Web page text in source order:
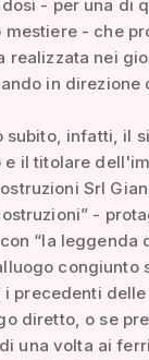
- per una di
- che
realizzata nei
in
subito, infatti, il
e il titolare
Srl
-
“la leggenda
congiunto
precedenti
diretto, o se
una volta ai